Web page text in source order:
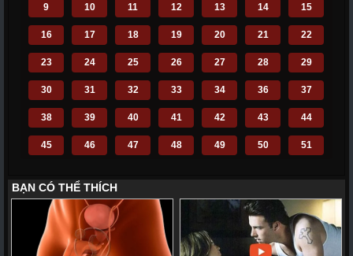
9 10 11 12 13 14 15
16 17 18 19 20 21 22
23 24 25 26 27 28 29
30 31 32 33 34 36 37
38 39 40 41 42 43 44
45 46 47 48 49 50 51
59 60 61 62 63 64 65
66 67 71 72